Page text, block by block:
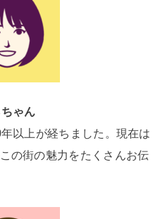
ゃん
以上が経ちました。現在は
の街の魅力をたくさんお伝